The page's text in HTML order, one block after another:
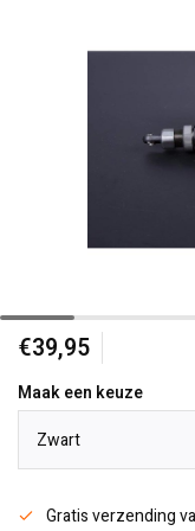
€39,95
Maak een keuze
Zwart
Gratis verzending